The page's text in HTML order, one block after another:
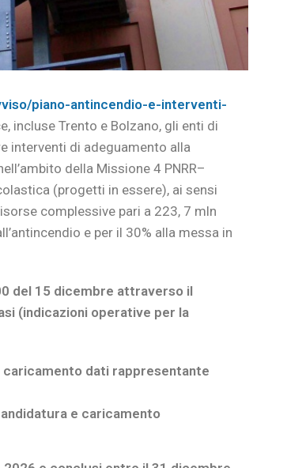
piano-antincendio-e-interventi-
incluse Trento e Bolzano, gli enti di
interventi di adeguamento alla
della Missione 4 PNRR–
(progetti in essere), ai sensi
complessive pari a 223, 7 mln
e per il 30% alla messa in
del 15 dicembre attraverso il
(indicazioni operative per la
dati rappresentante
e caricamento